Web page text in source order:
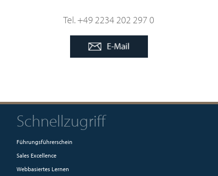
Tel. +49 2234 202 297 0
Schnellzugriff
Führungsführerschein
Sales Excellence
Webbasiertes Lernen